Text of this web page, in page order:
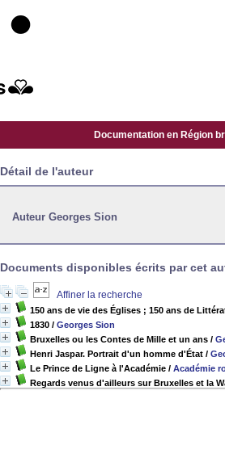
Documentation en Région
Détail de l'auteur
Auteur Georges Sion
Documents disponibles écrits par cet
Affiner la recherche
150 ans de vie des Églises ; 150 ans de
1830 / Georges Sion
Bruxelles ou les Contes de Mille et un ans /
Henri Jaspar. Portrait d'un homme d'État /
Le Prince de Ligne à l'Académie / Académie
Regards venus d'ailleurs sur Bruxelles et la